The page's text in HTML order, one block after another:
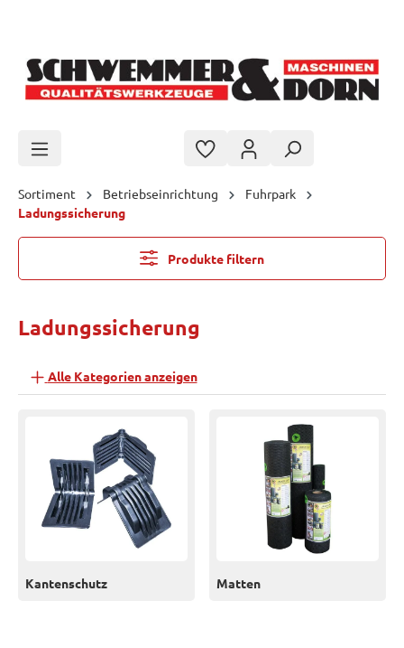
Sortiment Betriebseinrichtung
Fuhrpark
Ladungssicherung
Produkte filtern
Ladungssicherung
Alle Kategorien anzeigen
Kantenschutz Matten